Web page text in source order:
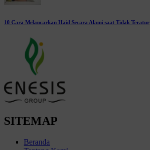
10 Cara Melancarkan Haid Secara Alami saat Tidak Teratur
SITEMAP
Beranda